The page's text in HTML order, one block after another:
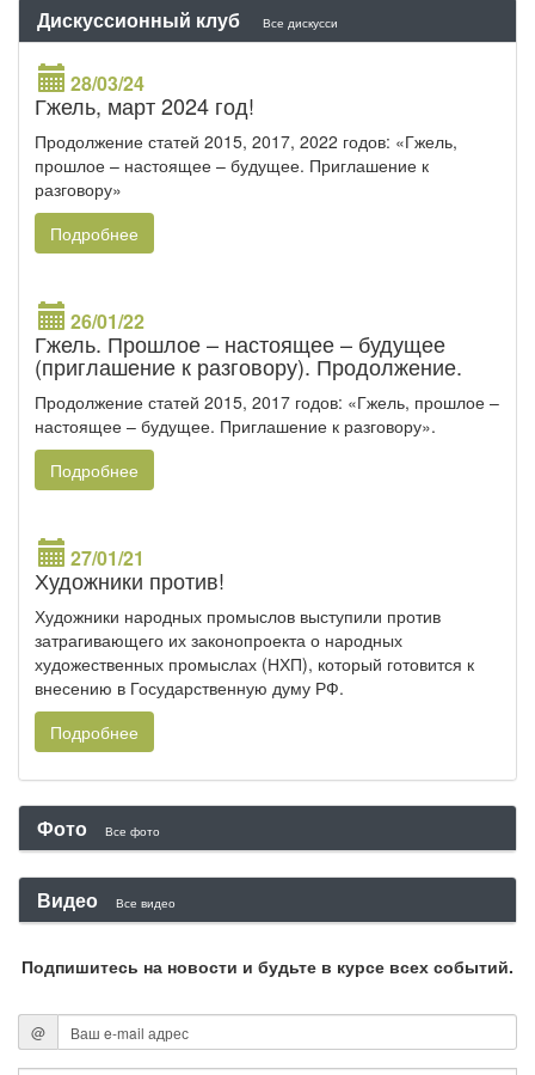
Дискуссионный клуб Все дискусси
28/03/24
Гжель, март 2024 год!
Продолжение статей 2015, 2017, 2022 годов: «Гжель,
прошлое – настоящее – будущее. Приглашение к
разговору»
Подробнее
26/01/22
Гжель. Прошлое – настоящее – будущее
(приглашение к разговору). Продолжение.
Продолжение статей 2015, 2017 годов: «Гжель, прошлое –
настоящее – будущее. Приглашение к разговору».
Подробнее
27/01/21
Художники против!
Художники народных промыслов выступили против
затрагивающего их законопроекта о народных
художественных промыслах (НХП), который готовится к
внесению в Государственную думу РФ.
Подробнее
Фото Все фото
Видео Все видео
Подпишитесь на новости и будьте в курсе всех событий.
@